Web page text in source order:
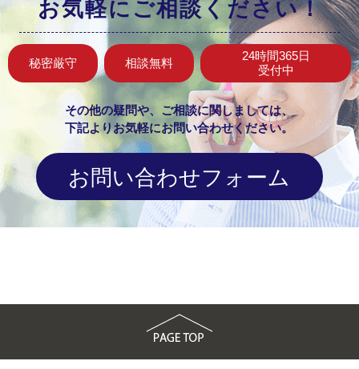
お気軽にご相談ください！
秘密厳守 相談無料
24時間365日
受付中
その他の疑問や、ご相談に関しましては、
下記よりお気軽にお問い合わせください。
お問い合わせフォーム